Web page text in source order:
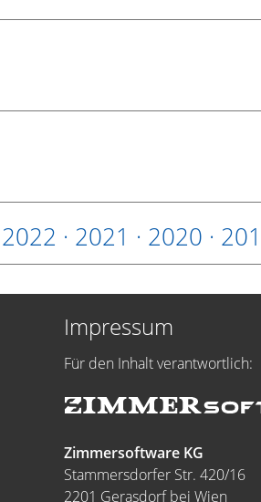
2022 · 2021 · 2020 ·
Impressum
Für den Inhalt verantwortlich:
Zimmersoftware KG
Stammersdorfer Str. 420/16
2201 Gerasdorf bei Wien